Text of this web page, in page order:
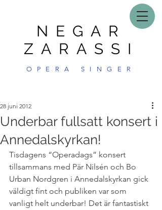
NEGAR
ZARASSI
OPERA SINGER
Underbar fullsatt konsert i
Annedalskyrkan!
28 juni 2012
Tisdagens “Operadags” konsert
tillsammans med Pär Nilsén och Bo
Urban Nordgren i Annedalskyrkan gick
väldigt fint och publiken var som
vanligt helt underbar! Det är fantastiskt